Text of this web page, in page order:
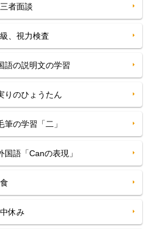
者面談
、視力検査
語の説明文の学習
りのひょうたん
の学習「二」
語「Canの表現」
休み